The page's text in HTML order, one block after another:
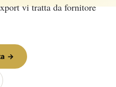
vi tratta da fornitore
→